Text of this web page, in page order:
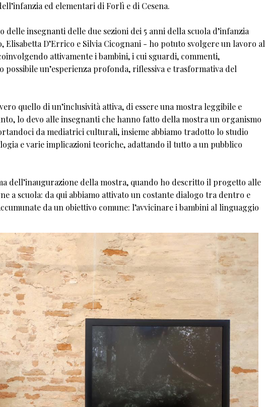
ed elementari di Forlì e di Cesena.
insegnanti delle due sezioni dei 5 anni della scuola d’infanzia
D’Errico e Silvia Cicognani - ho potuto svolgere un lavoro al
attivamente i bambini, i cui sguardi, commenti,
un’esperienza profonda, riflessiva e trasformativa del
quello di un’inclusività attiva, di essere una mostra leggibile e
lo devo alle insegnanti che hanno fatto della mostra un organismo
da mediatrici culturali, insieme abbiamo tradotto lo studio
e varie implicazioni teoriche, adattando il tutto a un pubblico
dell’inaugurazione della mostra, quando ho descritto il progetto alle
a scuola: da qui abbiamo attivato un costante dialogo tra dentro e
da un obiettivo comune: l’avvicinare i bambini al linguaggio